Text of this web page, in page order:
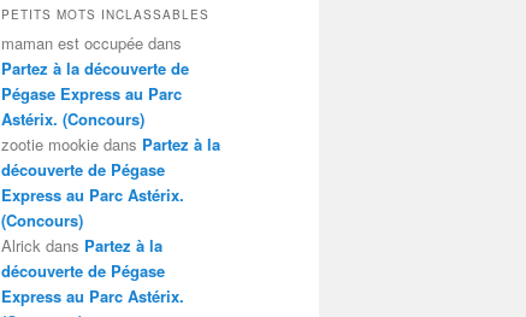
PETITS MOTS INCLASSABLES
maman est occupée dans
Partez à la découverte de
Pégase Express au Parc
Astérix. (Concours)
zootie mookie dans Partez à la
découverte de Pégase
Express au Parc Astérix.
(Concours)
Alrick dans Partez à la
découverte de Pégase
Express au Parc Astérix.